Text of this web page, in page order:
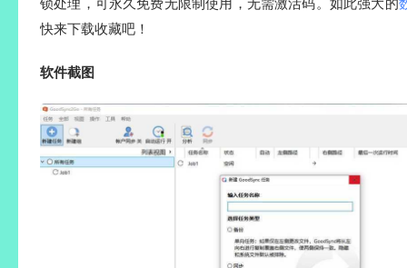
锁处理，可永久免费无限制使用，无需激活码。如此强大的
快来下载收藏吧！
软件截图